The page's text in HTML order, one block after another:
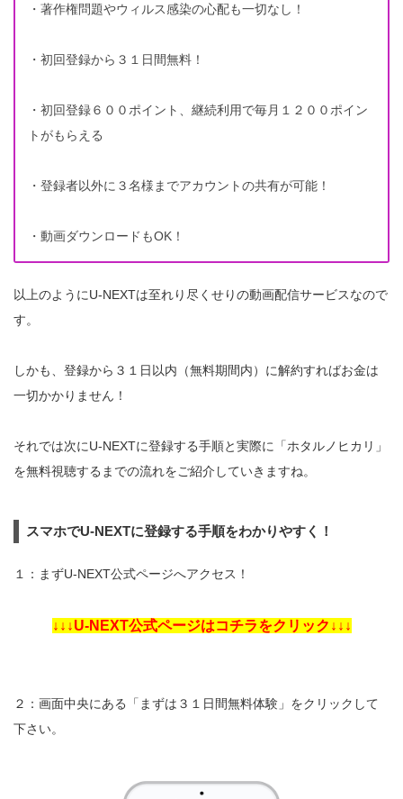
・著作権問題やウィルス感染の心配も一切なし！
・初回登録から３１日間無料！
・初回登録６００ポイント、継続利用で毎月１２００ポイン
トがもらえる
・登録者以外に３名様までアカウントの共有が可能！
・動画ダウンロードもOK！
以上のようにU-NEXTは至れり尽くせりの動画配信サービスなので
す。
しかも、登録から３１日以内（無料期間内）に解約すればお金は
一切かかりません！
それでは次にU-NEXTに登録する手順と実際に「ホタルノヒカリ」
を無料視聴するまでの流れをご紹介していきますね。
スマホでU-NEXTに登録する手順をわかりやすく！
１：まずU-NEXT公式ページへアクセス！
↓↓↓U-NEXT公式ページはコチラをクリック↓↓↓
２：画面中央にある「まずは３１日間無料体験」をクリックして
下さい。